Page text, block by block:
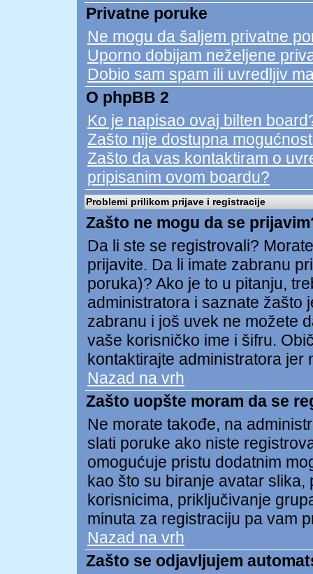
Privatne poruke
Ne mogu da šaljem privatne
Uporno dobijam neželjene
Dobio sam spam ili uvredljiv
O phpBB 2
Ko je napisao ovaj bilten
Zašto nije dostupna
Zašto da vas kontaktiram o
pripisanim ovom boardu?
Problemi prilikom prijave i registracije
Zašto ne mogu da se
Da li ste se registrovali?
prijavite. Da li imate zabranu
poruka)? Ako je to u pitanju,
administratora i saznate žašto
zabranu i još uvek ne možete
vaše korisničko ime i šifru.
kontaktirajte administratora jer
Nazad na vrh
Zašto uopšte moram da se
Ne morate takođe, na
slati poruke ako niste
omogućuje pristu dodatnim
kao što su biranje avatar
korisnicima, priključivanje
minuta za registraciju pa vam
Nazad na vrh
Zašto se odjavljujem